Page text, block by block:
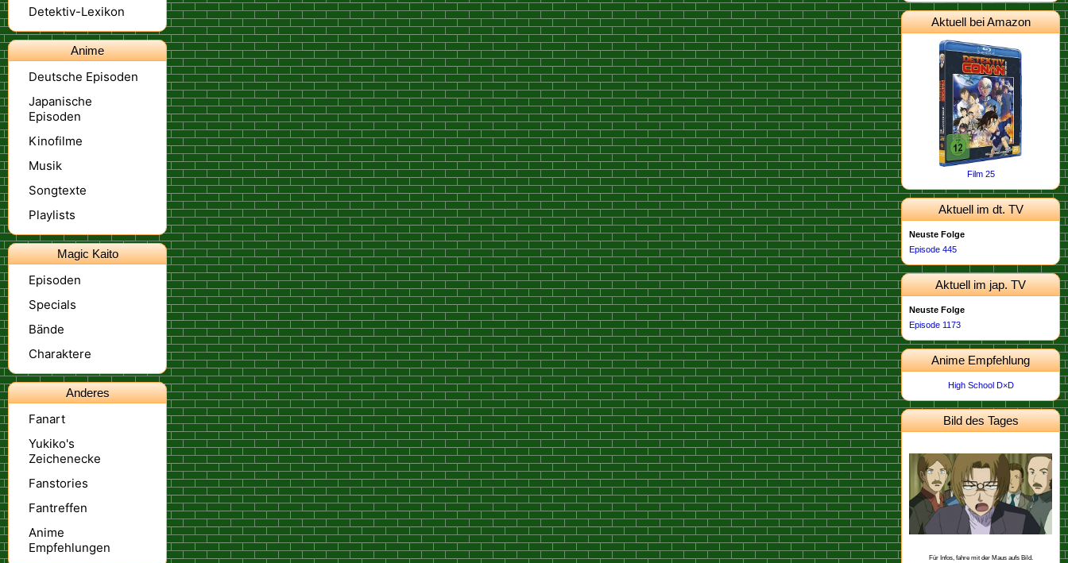
Detektiv-Lexikon
Anime
Deutsche Episoden
Japanische
Episoden
Kinofilme
Musik
Songtexte
Playlists
Magic Kaito
Episoden
Specials
Bände
Charaktere
Anderes
Fanart
Yukiko's
Zeichenecke
Fanstories
Fantreffen
Anime
Empfehlungen
Aktuell bei Amazon
Film 25
Aktuell im dt. TV
Neuste Folge
Episode 445
Aktuell im jap. TV
Neuste Folge
Episode 1173
Anime Empfehlung
High School D×D
Bild des Tages
Dieses Bild stammt von der
Episode 498
.
Schon gewusst, dass Heiji aus Osaka
stammt?
Für Infos, fahre mit der Maus aufs Bild.